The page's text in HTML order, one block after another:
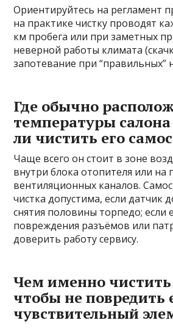
Ориентируйтесь на регламент
на практике чистку проводят
км пробега или при заметных
неверной работы климата
запотевание при “правильных”
Где обычно
температуры
ли чистить его
Чаще всего он стоит в зоне
внутри блока отопителя или на
вентиляционных каналов.
чистка допустима, если датчик
снятия половины торпедо; если
повреждения разъёмов или
доверить работу сервису.
Чем именно
чтобы не повредить
чувствительный